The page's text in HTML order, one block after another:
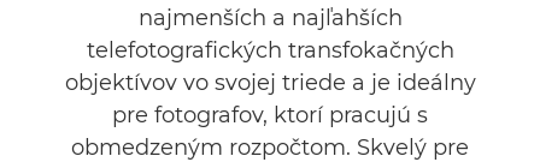
najmenších a najľahších
telefotografických transfokačných
objektívov vo svojej triede a je ideálny
pre fotografov, ktorí pracujú s
obmedzeným rozpočtom. Skvelý pre